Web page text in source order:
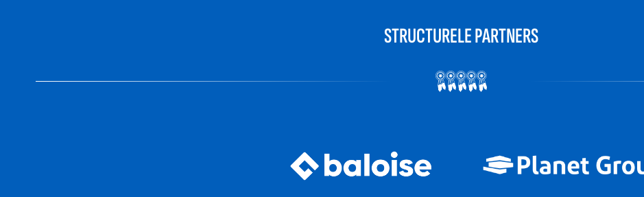
STRUCTURELE PARTNERS